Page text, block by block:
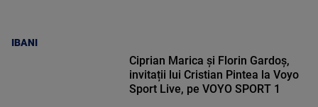
IBANI
Ciprian Marica și Florin Gardoș,
invitații lui Cristian Pintea la Voyo
Sport Live, pe VOYO SPORT 1